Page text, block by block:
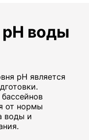
pH воды
pH является
от нормы
воды и